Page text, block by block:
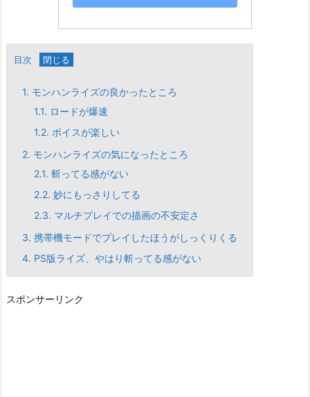
目次
1. モンハンライズの良かったところ
1.1. ロードが爆速
1.2. ボイスが楽しい
2. モンハンライズの気になったところ
2.1. 斬ってる感がない
2.2. 妙にもっさりしてる
2.3. マルチプレイでの描画の不安定さ
3. 携帯機モードでプレイしたほうがしっくりくる
4. PS版ライズ、やはり斬ってる感がない
スポンサーリンク